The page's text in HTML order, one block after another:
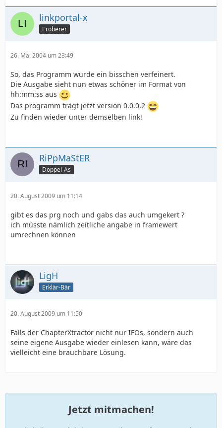
linkportal-x
Eroberer
26. Mai 2004 um 23:49
So, das Programm wurde ein bisschen verfeinert.
Die Ausgabe sieht nun etwas schöner im Format von
hh:mm:ss aus
Das programm trägt jetzt version 0.0.0.2
Zu finden wieder unter demselben link!
RiPpMaStER
Doppel-As
20. August 2009 um 11:14
gibt es das prg noch und gabs das auch umgekert ?
ich müsste nämlich zeitliche angabe in framewert
umrechnen können
LigH
Erklär-Bär
20. August 2009 um 11:50
Falls der ChapterXtractor nicht nur IFOs, sondern auch
seine eigene Ausgabe wieder einlesen kann, wäre das
vielleicht eine brauchbare Lösung.
Jetzt mitmachen!